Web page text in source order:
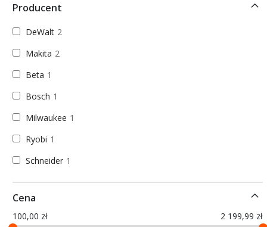
Producent
DeWalt 2
Makita 2
Beta 1
Bosch 1
Milwaukee 1
Ryobi 1
Schneider 1
Cena
100,00 zł 2 199,99 zł